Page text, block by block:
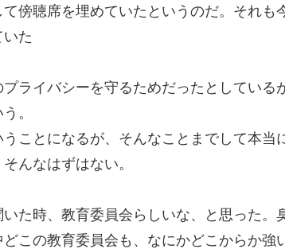
傍聴席を埋めていた というのだ。それも
いた
ライバシーを守るためだったとしている
。
ことになるが、そんなことまでして本当
んなはずはない。
た時、教育委員会らしいな、と思った。
どこの教育委員会も、 なにかどこからか強